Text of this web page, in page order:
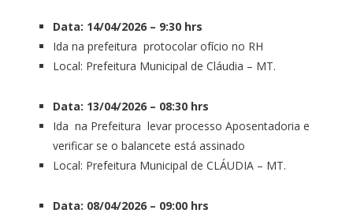
Data: 14/04/2026 – 9:30 hrs
Ida na prefeitura protocolar ofício no RH
Local: Prefeitura Municipal de Cláudia – MT.
Data: 13/04/2026 – 08:30 hrs
Ida na Prefeitura levar processo Aposentadoria e
verificar se o balancete está assinado
Local: Prefeitura Municipal de CLÁUDIA – MT.
Data: 08/04/2026 – 09:00 hrs